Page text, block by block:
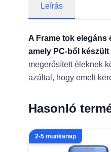
Leírás
A Frame tok elegáns
amely PC-ből
megerősített éleknek
azáltal, hogy emelt
Hasonló
2-5 munkanap